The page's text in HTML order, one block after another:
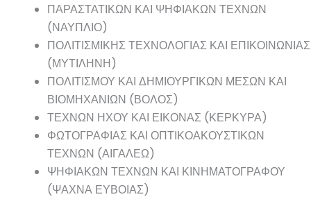
ΠΑΡΑΣΤΑΤΙΚΩΝ ΚΑΙ ΨΗΦΙΑΚΩΝ ΤΕΧΝΩΝ
(ΝΑΥΠΛΙΟ)
ΠΟΛΙΤΙΣΜΙΚΗΣ ΤΕΧΝΟΛΟΓΙΑΣ ΚΑΙ ΕΠΙΚΟΙΝΩΝΙΑΣ
(ΜΥΤΙΛΗΝΗ)
ΠΟΛΙΤΙΣΜΟΥ ΚΑΙ ΔΗΜΙΟΥΡΓΙΚΩΝ ΜΕΣΩΝ ΚΑΙ
ΒΙΟΜΗΧΑΝΙΩΝ (ΒΟΛΟΣ)
ΤΕΧΝΩΝ ΗΧΟΥ ΚΑΙ ΕΙΚΟΝΑΣ (ΚΕΡΚΥΡΑ)
ΦΩΤΟΓΡΑΦΙΑΣ ΚΑΙ ΟΠΤΙΚΟΑΚΟΥΣΤΙΚΩΝ
ΤΕΧΝΩΝ (ΑΙΓΑΛΕΩ)
ΨΗΦΙΑΚΩΝ ΤΕΧΝΩΝ ΚΑΙ ΚΙΝΗΜΑΤΟΓΡΑΦΟΥ
(ΨΑΧΝΑ ΕΥΒΟΙΑΣ)